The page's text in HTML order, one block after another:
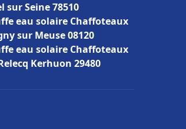
sur Seine 78510
eau solaire Chaffoteaux
sur Meuse 08120
eau solaire Chaffoteaux
Kerhuon 29480